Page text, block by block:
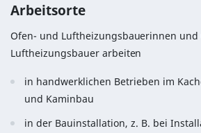
Arbeitsorte
Ofen- und Luftheizungsbauerinnen und
Luftheizungsbauer arbeiten
in handwerklichen Betrieben im
und Kaminbau
in der Bauinstallation, z. B. bei